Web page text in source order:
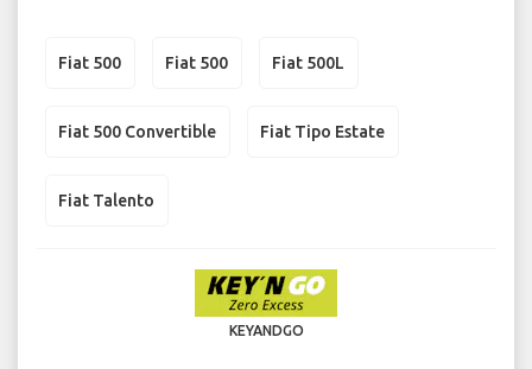
Fiat 500 Fiat 500 Fiat 500L
Fiat 500 Convertible Fiat Tipo Estate
Fiat Talento
KEYANDGO